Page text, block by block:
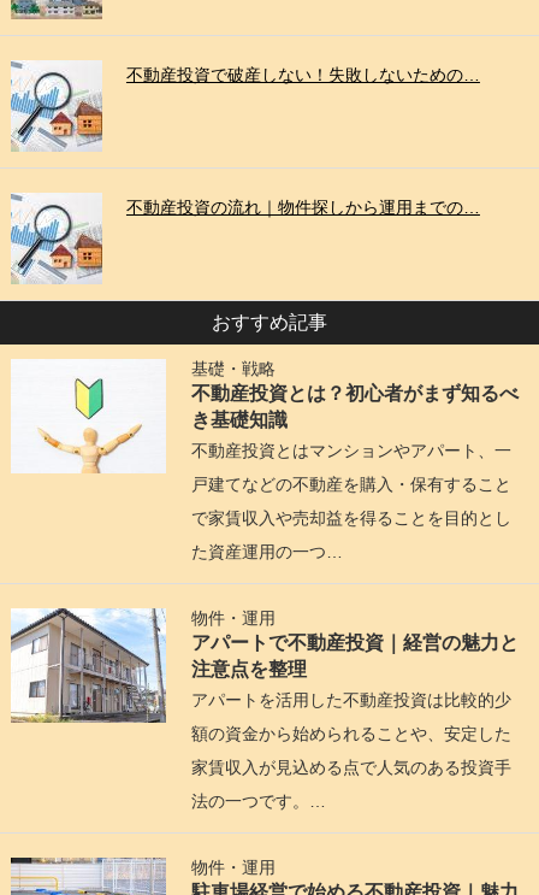
不動産投資で破産しない！失敗しないための…
不動産投資の流れ｜物件探しから運用までの…
おすすめ記事
基礎・戦略
不動産投資とは？初心者がまず知るべ
き基礎知識
不動産投資とはマンションやアパート、一
戸建てなどの不動産を購入・保有すること
で家賃収入や売却益を得ることを目的とし
た資産運用の一つ…
物件・運用
アパートで不動産投資｜経営の魅力と
注意点を整理
アパートを活用した不動産投資は比較的少
額の資金から始められることや、安定した
家賃収入が見込める点で人気のある投資手
法の一つです。…
物件・運用